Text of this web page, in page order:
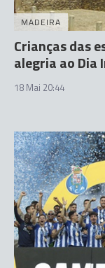
MADEIRA
Crianças das
alegria ao Dia
18 Mai 20:44